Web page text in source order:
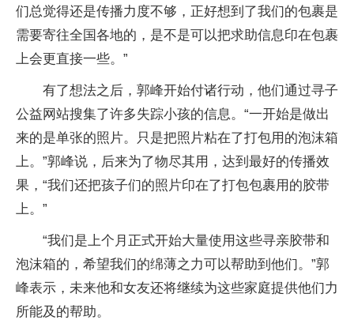
们总觉得还是传播力度不够，正好想到了我们的包裹是
需要寄往全国各地的，是不是可以把求助信息印在包裹
上会更直接一些。”
有了想法之后，郭峰开始付诸行动，他们通过寻子
公益网站搜集了许多失踪小孩的信息。“一开始是做出
来的是单张的照片。只是把照片粘在了打包用的泡沫箱
上。”郭峰说，后来为了物尽其用，达到最好的传播效
果，“我们还把孩子们的照片印在了打包包裹用的胶带
上。”
“我们是上个月正式开始大量使用这些寻亲胶带和
泡沫箱的，希望我们的绵薄之力可以帮助到他们。”郭
峰表示，未来他和女友还将继续为这些家庭提供他们力
所能及的帮助。